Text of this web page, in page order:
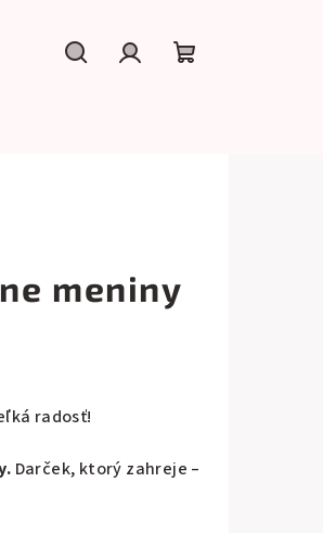
meniny
radosť!
Darček, ktorý zahreje –